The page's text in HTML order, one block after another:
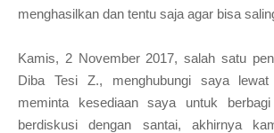
menghasilkan dan tentu saja agar bisa
Kamis, 2 November 2017, salah satu
Diba Tesi Z., menghubungi saya
meminta kesediaan saya untuk
berdiskusi dengan santai, akhirnya